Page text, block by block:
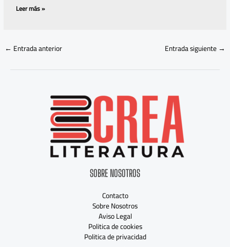
Leer más »
← Entrada anterior Entrada siguiente→
SOBRE NOSOTROS
Contacto
Sobre Nosotros
Aviso Legal
Politica de cookies
Politica de privacidad